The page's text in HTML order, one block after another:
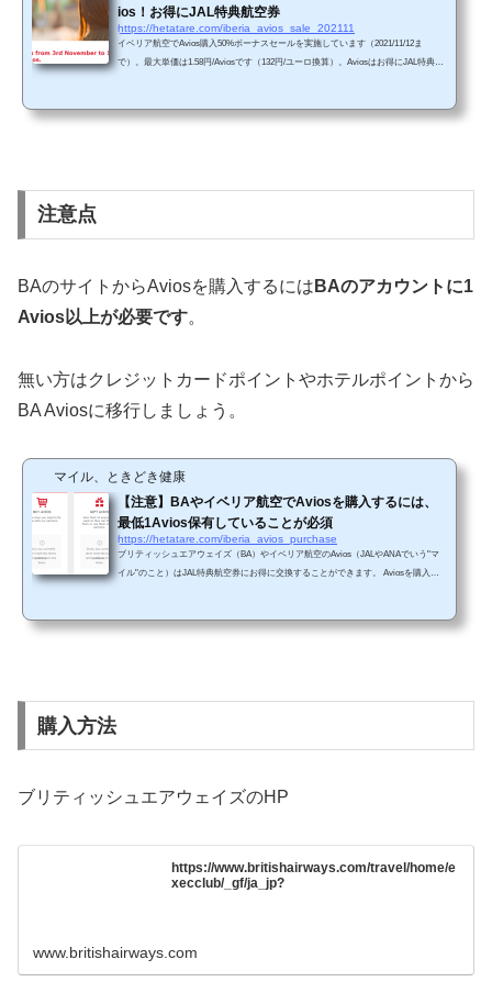
ios！お得にJAL特典航空券
https://hetatare.com/iberia_avios_sale_202111
イベリア航空でAvios購入50%ボーナスセールを実施しています（2021/11/12ま
で）。最大単価は1.58円/Aviosです（132円/ユーロ換算）。Aviosはお得にJAL特典航
2,000Aviosから50%ボーナスが付きます。・2,000 Avios購入時の単価は2.4円/Avios・
注意点
BAのサイトからAviosを購入するには BAのアカウントに1
Avios以上が必要です。
無い方はクレジットカードポイントやホテルポイントから
BA Aviosに移行しましょう。
マイル、ときどき健康
【注意】BAやイベリア航空でAviosを購入するには、
最低1Avios保有していることが必須
https://hetatare.com/iberia_avios_purchase
ブリティッシュエアウェイズ（BA）やイベリア航空のAvios（JALやANAでいう"マ
イル"のこと）はJAL特典航空券にお得に交換することができます。 Aviosを購入し
縁がない」と思われるかもしれません。しかし、ANAやJALとは違って、AviosはBA
購入方法
ブリティッシュエアウェイズのHP
https://www.britishairways.com/travel/home/e
xecclub/_gf/ja_jp?
www.britishairways.com